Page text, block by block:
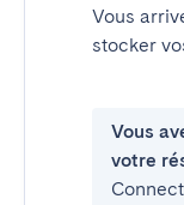
Vous
stocker
Vous
votre